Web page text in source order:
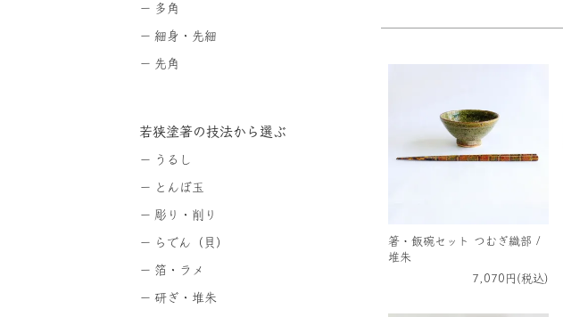
箸・飯碗セット つむぎ織部 /
堆朱
7,070円(税込)
多角
細身・先細
先角
若狭塗箸の技法から選ぶ
うるし
とんぼ玉
彫り・削り
らでん（貝）
箔・ラメ
研ぎ・堆朱